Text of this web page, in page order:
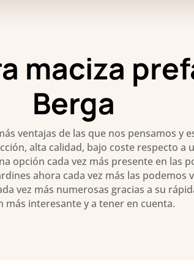
maciza
Berga
ventajas de las que nos pensamos y
alta calidad, bajo coste respecto
opción cada vez más presente en las
ahora cada vez más las podemos
vez más numerosas gracias a su
más interesante y a tener en cuenta.